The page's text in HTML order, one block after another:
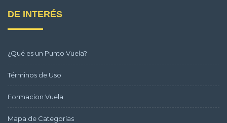
DE INTERÉS
¿Qué es un Punto Vuela?
Términos de Uso
Formacion Vuela
Mapa de Categorías